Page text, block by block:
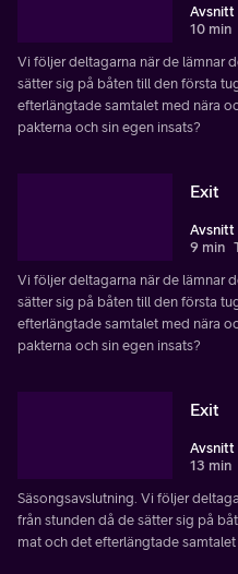
Avsnitt
10 min
Vi följer deltagarna när de lämnar
sätter sig på båten till den första
efterlängtade samtalet med nära
pakterna och sin egen insats?
Exit
Avsnitt
9 min
Vi följer deltagarna när de lämnar
sätter sig på båten till den första
efterlängtade samtalet med nära
pakterna och sin egen insats?
Exit
Avsnitt
13 min
Säsongsavslutning. Vi följer
från stunden då de sätter sig på
mat och det efterlängtade samtalet